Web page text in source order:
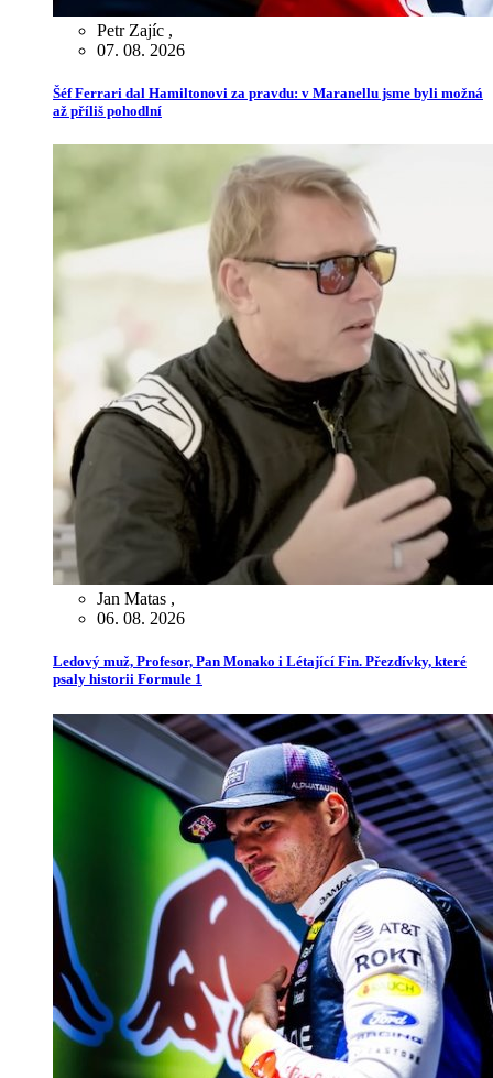
Petr Zajíc ,
07. 08. 2026
Šéf Ferrari dal Hamiltonovi za pravdu: v Maranellu jsme byli možná
až příliš pohodlní
Jan Matas ,
06. 08. 2026
Ledový muž, Profesor, Pan Monako i Létající Fin. Přezdívky, které
psaly historii Formule 1